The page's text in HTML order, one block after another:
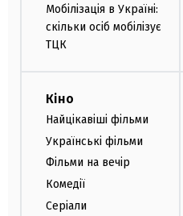
Мобілізація в Україні:
скільки осіб мобілізує
ТЦК
Кіно
Найцікавіші фільми
Українські фільми
Фільми на вечір
Комедії
Серіали